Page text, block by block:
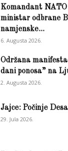
Komandant
ministar odbrane
namjenske...
6. Augusta 2026.
Održana
dani ponosa” na
2. Augusta 2026.
Jajce: Počinje
29. Jula 2026.